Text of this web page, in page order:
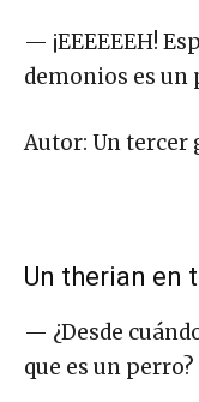
— ¡EEEEEEH!
demonios es un
Autor: Un tercer
Un therian en
— ¿Desde
que es un perro?